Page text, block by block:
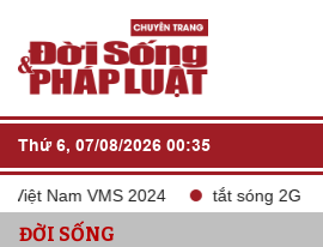
Thứ 6, 07/08/2026 00:35
Nam VMS 2024 tắt sóng 2G
ĐỜI SỐNG